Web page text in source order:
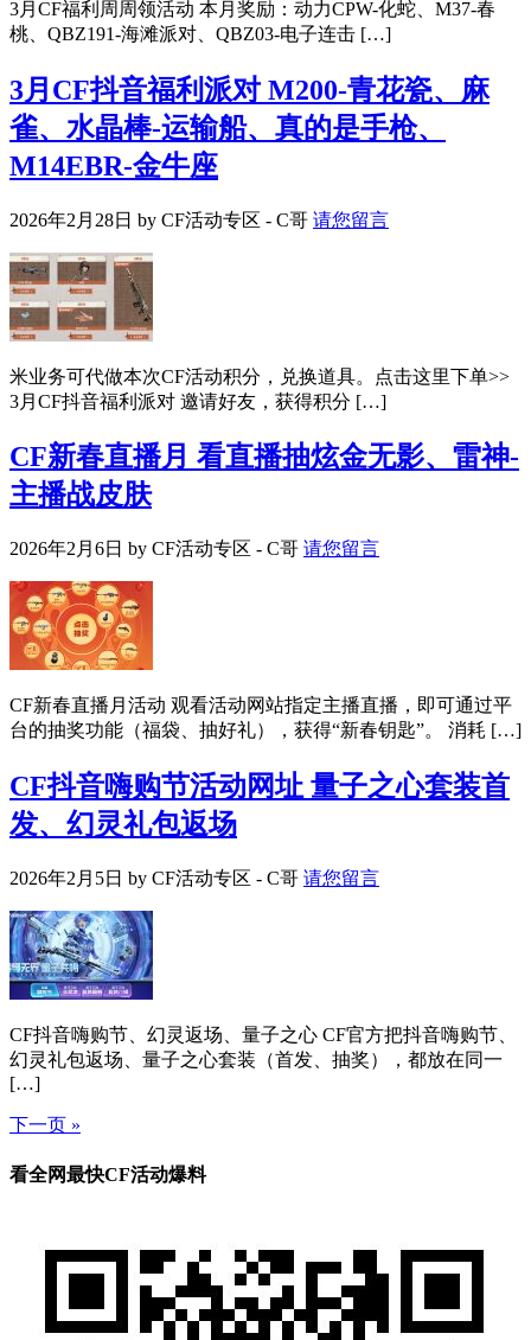
3月CF福利周周领活动 本月奖励：动力CPW-化蛇、M37-春
桃、QBZ191-海滩派对、QBZ03-电子连击 […]
3月CF抖音福利派对 M200-青花瓷、麻
雀、水晶棒-运输船、真的是手枪、
M14EBR-金牛座
2026年2月28日 by CF活动专区 - C哥 请您留言
米业务可代做本次CF活动积分，兑换道具。点击这里下单>>
3月CF抖音福利派对 邀请好友，获得积分 […]
CF新春直播月 看直播抽炫金无影、雷神-
主播战皮肤
2026年2月6日 by CF活动专区 - C哥 请您留言
CF新春直播月活动 观看活动网站指定主播直播，即可通过平
台的抽奖功能（福袋、抽好礼），获得“新春钥匙”。 消耗 […]
CF抖音嗨购节活动网址 量子之心套装首
发、幻灵礼包返场
2026年2月5日 by CF活动专区 - C哥 请您留言
CF抖音嗨购节、幻灵返场、量子之心 CF官方把抖音嗨购节、
幻灵礼包返场、量子之心套装（首发、抽奖），都放在同一
[…]
下一页 »
看全网最快CF活动爆料